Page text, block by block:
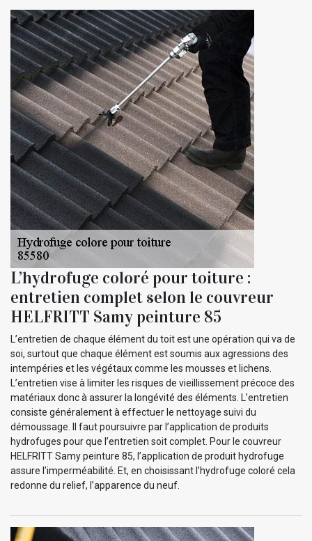
L’hydrofuge coloré pour toiture :
entretien complet selon le couvreur
HELFRITT Samy peinture 85
L’entretien de chaque élément du toit est une opération qui va de
soi, surtout que chaque élément est soumis aux agressions des
intempéries et les végétaux comme les mousses et lichens.
L’entretien vise à limiter les risques de vieillissement précoce des
matériaux donc à assurer la longévité des éléments. L’entretien
consiste généralement à effectuer le nettoyage suivi du
démoussage. Il faut poursuivre par l’application de produits
hydrofuges pour que l’entretien soit complet. Pour le couvreur
HELFRITT Samy peinture 85, l’application de produit hydrofuge
assure l’imperméabilité. Et, en choisissant l’hydrofuge coloré cela
redonne du relief, l’apparence du neuf.